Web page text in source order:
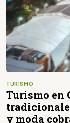
TURISMO
Turismo en
y moda